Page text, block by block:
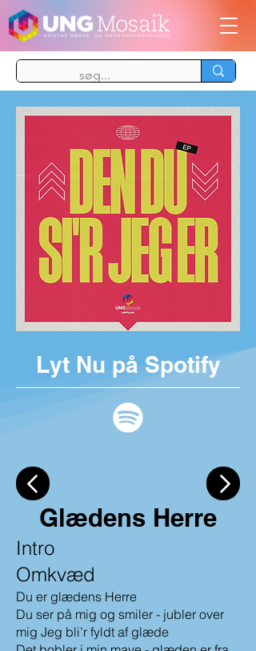
Lyt Nu på Spotify
Glædens Herre
Intro
Omkvæd
Du er glædens Herre
Du ser på mig og smiler - jubler over
mig Jeg bli’r fyldt af glæde